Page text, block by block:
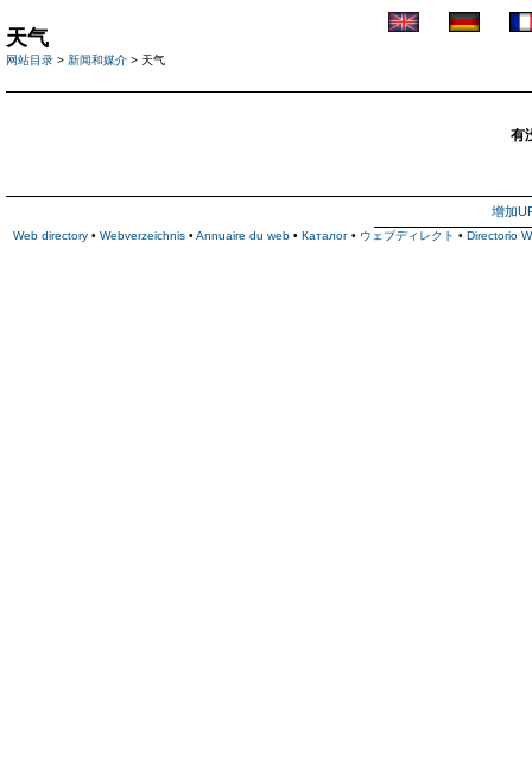
天气
网站目录 > 新闻和媒介 > 天气
有
增加
Web directory • Webverzeichnis • Annuaire du web • Каталог • ウェブディレクト • Directorio